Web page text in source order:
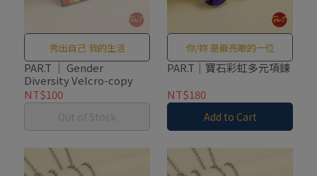
秀出自己 我的生活
PAR.T ｜ Gender
Diversity Velcro-copy
NT$100
Out of Stock
你/妳 是最亮眼的一位
PAR.T｜寶石彩虹多元項鍊
NT$180
Add to Cart